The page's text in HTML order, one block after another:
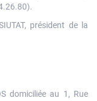
président de la
domiciliée au 1, Rue